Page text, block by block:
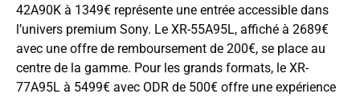
42A90K à 1349€ représente une entrée accessible dans
l’univers premium Sony. Le XR-55A95L, affiché à 2689€
avec une offre de remboursement de 200€, se place au
centre de la gamme. Pour les grands formats, le XR-
77A95L à 5499€ avec ODR de 500€ offre une expérience